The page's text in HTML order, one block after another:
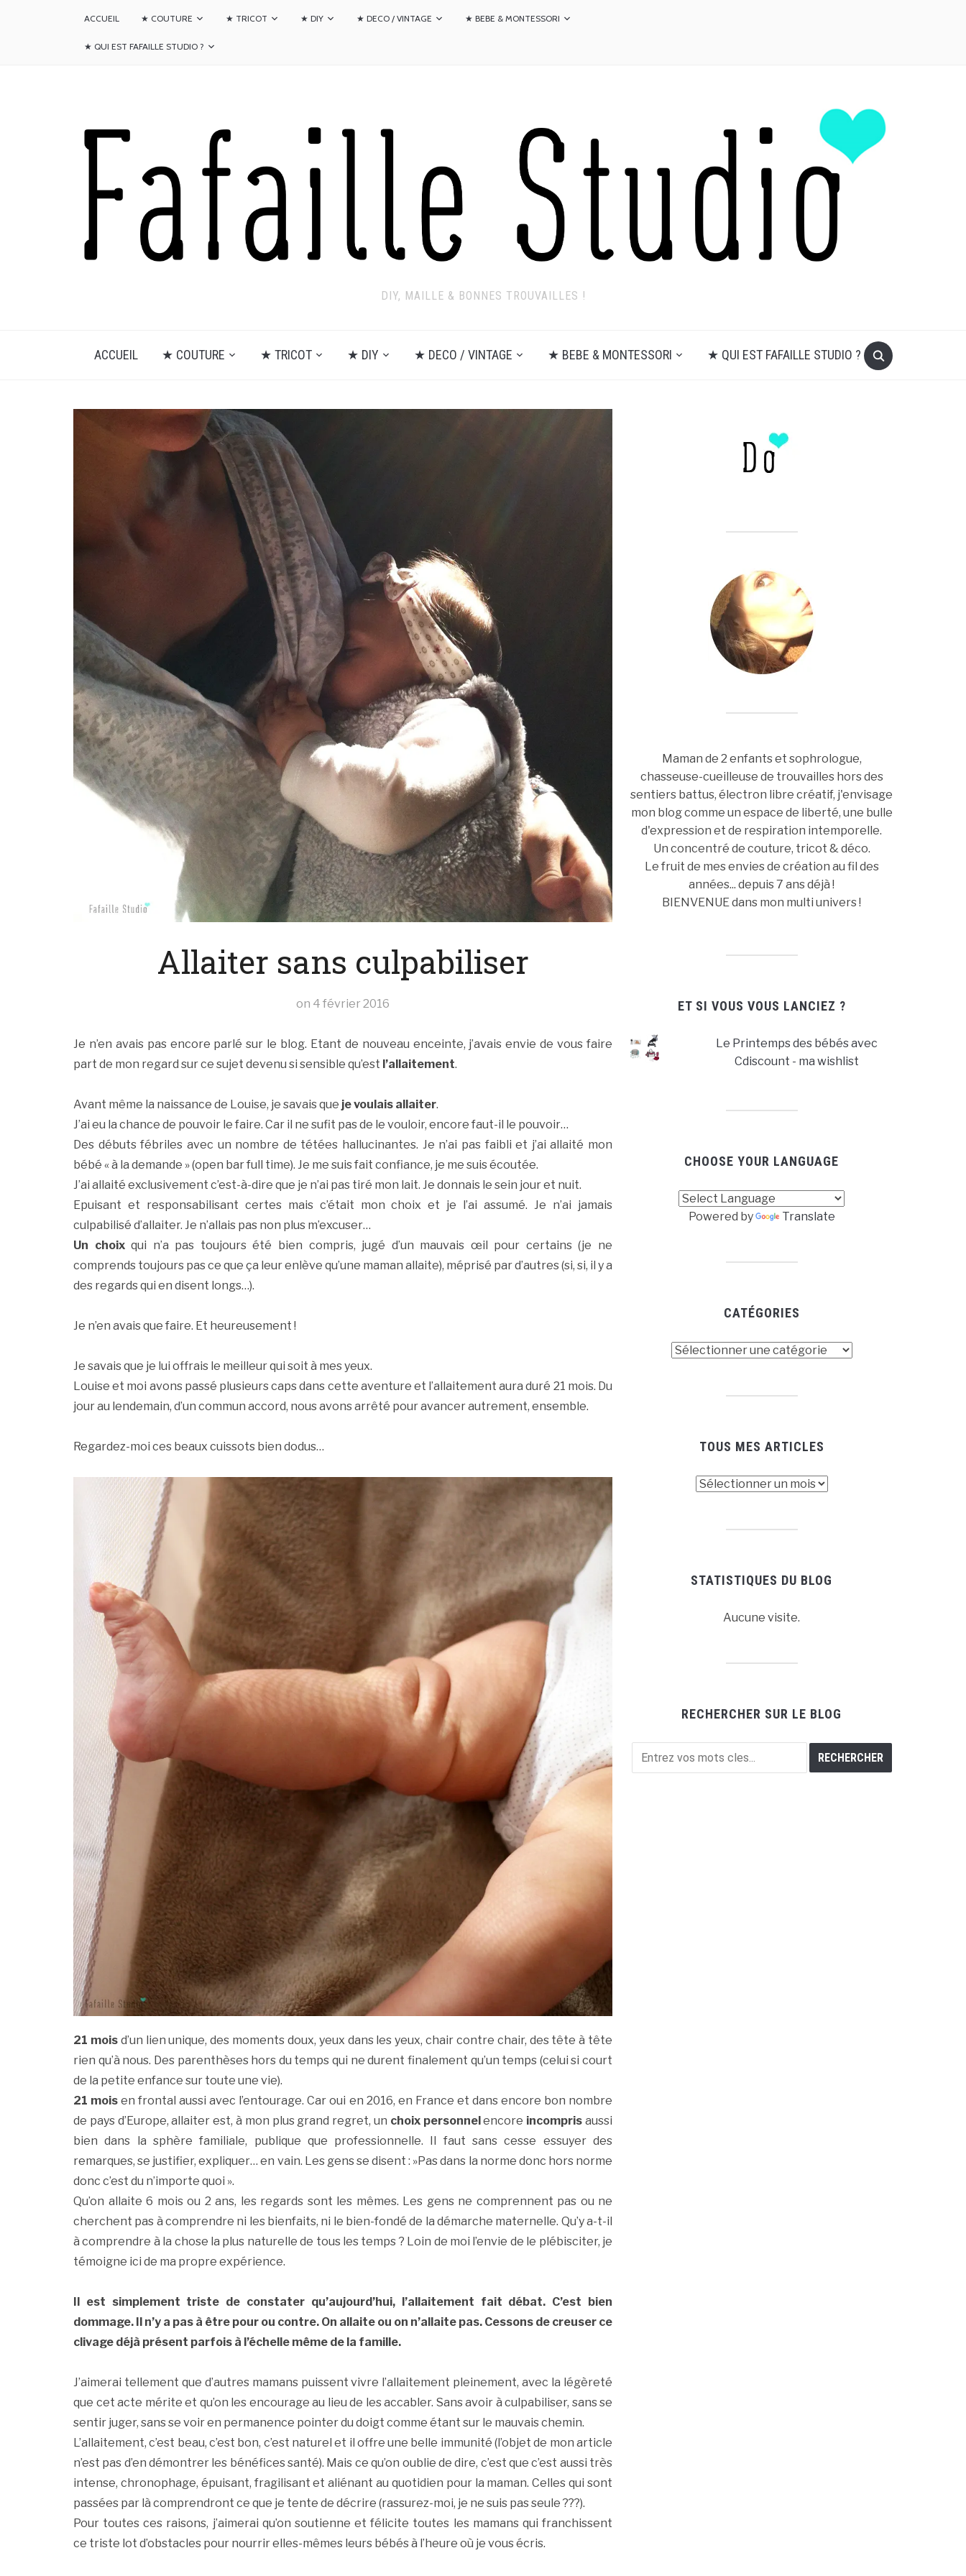
ACCUEIL ★ COUTURE ★ TRICOT ★ DIY ★ DECO / VINTAGE ★ BEBE & MONTESSORI
★ QUI EST FAFAILLE STUDIO ?
DIY, MAILLE & BONNES TROUVAILLES !
ACCUEIL ★ COUTURE ★ TRICOT ★ DIY ★ DECO / VINTAGE ★ BEBE & MONTESSORI ★ QUI EST FAFAILLE STUDIO ?
Allaiter sans culpabiliser
on 4 février 2016
Je n’en avais pas encore parlé sur le blog. Etant de nouveau enceinte, j’avais envie de vous faire
part de mon regard sur ce sujet devenu si sensible qu’est l’allaitement.
Avant même la naissance de Louise, je savais que je voulais allaiter.
J’ai eu la chance de pouvoir le faire. Car il ne sufit pas de le vouloir, encore faut-il le pouvoir…
Des débuts fébriles avec un nombre de tétées hallucinantes. Je n’ai pas faibli et j’ai allaité mon
bébé « à la demande » (open bar full time). Je me suis fait confiance, je me suis écoutée.
J’ai allaité exclusivement c’est-à-dire que je n’ai pas tiré mon lait. Je donnais le sein jour et nuit.
Epuisant et responsabilisant certes mais c’était mon choix et je l’ai assumé. Je n’ai jamais
culpabilisé d’allaiter. Je n’allais pas non plus m’excuser…
Un choixqui n’a pas toujours été bien compris, jugé d’un mauvais œil pour certains (je ne
comprends toujours pas ce que ça leur enlève qu’une maman allaite), méprisé par d’autres (si, si, il y a
des regards qui en disent longs…).
Je n’en avais que faire. Et heureusement !
Je savais que je lui offrais le meilleur qui soit à mes yeux.
Louise et moi avons passé plusieurs caps dans cette aventure et l’allaitement aura duré 21 mois. Du
jour au lendemain, d’un commun accord, nous avons arrêté pour avancer autrement, ensemble.
Regardez-moi ces beaux cuissots bien dodus…
21 moisd’un lien unique, des moments doux, yeux dans les yeux, chair contre chair, des tête à tête
rien qu’à nous. Des parenthèses hors du temps qui ne durent finalement qu’un temps (celui si court
de la petite enfance sur toute une vie).
21 mois en frontal aussi avec l’entourage. Car oui en 2016, en France et dans encore bon nombre
de pays d’Europe, allaiter est, à mon plus grand regret, un choix personnel encore incompris aussi
bien dans la sphère familiale, publique que professionnelle. Il faut sans cesse essuyer des
remarques, se justifier, expliquer… en vain. Les gens se disent : »Pas dans la norme donc hors norme
donc c’est du n’importe quoi ».
Qu’on allaite 6 mois ou 2 ans, les regards sont les mêmes. Les gens ne comprennent pas ou ne
cherchent pas à comprendre ni les bienfaits, ni le bien-fondé de la démarche maternelle. Qu’y a-t-il
à comprendre à la chose la plus naturelle de tous les temps ? Loin de moi l’envie de le plébisciter, je
témoigne ici de ma propre expérience.
Il est simplement triste de constater qu’aujourd’hui, l’allaitement fait débat. C’est bien
dommage. Il n’y a pas à être pour ou contre. On allaite ou on n’allaite pas. Cessons de creuser ce
clivage déjà présent parfois à l’échelle même de la famille.
J’aimerai tellement que d’autres mamans puissent vivre l’allaitement pleinement, avec la légèreté
que cet acte mérite et qu’on les encourage au lieu de les accabler. Sans avoir à culpabiliser, sans se
sentir juger, sans se voir en permanence pointer du doigt comme étant sur le mauvais chemin.
L’allaitement, c’est beau, c’est bon, c’est naturel et il offre une belle immunité (l’objet de mon article
n’est pas d’en démontrer les bénéfices santé). Mais ce qu’on oublie de dire, c’est que c’est aussi très
intense, chronophage, épuisant, fragilisant et aliénant au quotidien pour la maman. Celles qui sont
passées par là comprendront ce que je tente de décrire (rassurez-moi, je ne suis pas seule ???).
Pour toutes ces raisons, j’aimerai qu’on soutienne et félicite toutes les mamans qui franchissent
ce triste lot d’obstacles pour nourrir elles-mêmes leurs bébés à l’heure où je vous écris.
Maman de 2 enfants et sophrologue,
chasseuse-cueilleuse de trouvailles hors des
sentiers battus, électron libre créatif, j'envisage
mon blog comme un espace de liberté, une bulle
d'expression et de respiration intemporelle.
Un concentré de couture, tricot & déco.
Le fruit de mes envies de création au fil des
années... depuis 7 ans déjà !
BIENVENUE dans mon multi univers !
ET SI VOUS VOUS LANCIEZ ?
Le Printemps des bébés avec
Cdiscount - ma wishlist
CHOOSE YOUR LANGUAGE
Powered by Translate
CATÉGORIES
Catégories
TOUS MES ARTICLES
STATISTIQUES DU BLOG
Aucune visite.
RECHERCHER SUR LE BLOG